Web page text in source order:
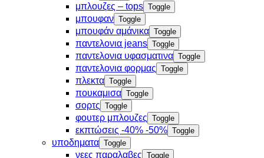
μπλουζες – tops Toggle
μπουφαν Toggle
μπουφάν αμάνικα Toggle
παντελονια jeans Toggle
παντελονια υφασματινα Toggle
παντελονια φορμας Toggle
πλεκτα Toggle
πουκαμισα Toggle
σορτς Toggle
φουτερ μπλουζες Toggle
εκπτώσεις -40% -50% Toggle
υποδηματα Toggle
νεες παραλαβες Toggle